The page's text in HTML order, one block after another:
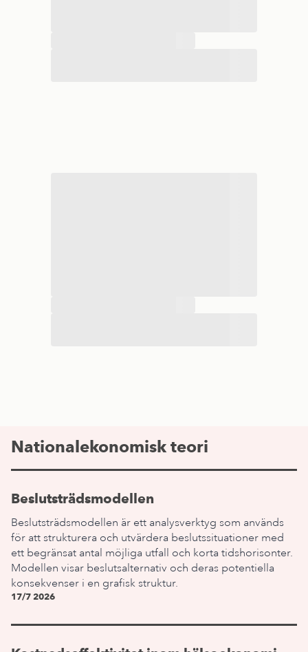
Nationalekonomisk teori
Beslutsträdsmodellen
Beslutsträdsmodellen är ett analysverktyg som används
för att strukturera och utvärdera beslutssituationer med
ett begränsat antal möjliga utfall och korta tidshorisonter.
Modellen visar beslutsalternativ och deras potentiella
konsekvenser i en grafisk struktur.
17/7 2026